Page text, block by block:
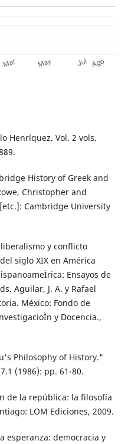
Henríquez. Vol. 2 vols.
History of Greek and
Christopher and
Cambridge University
y conflicto
siglo XIX en América
Ensayos de
Aguilar, J. A. y Rafael
México: Fondo de
y Docencia.,
Philosophy of History."
(1986): pp. 61-80.
de la república: la filosofía
LOM Ediciones, 2009.
esperanza: democracia y